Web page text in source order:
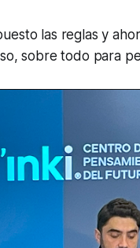
las reglas y
sobre todo para